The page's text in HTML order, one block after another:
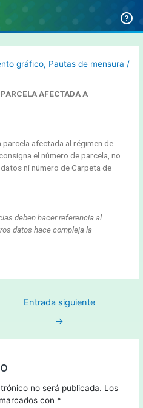
gráfico, Pautas de mensura /
AFECTADA A
parcela afectada al régimen de
el número de parcela, no
ni número de Carpeta de
deben hacer referencia al
datos hace compleja la
Entrada siguiente
→
no será publicada. Los
con *